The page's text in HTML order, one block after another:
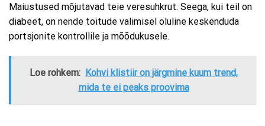
Maiustused mõjutavad teie veresuhkrut. Seega, kui teil on
diabeet, on nende toitude valimisel oluline keskenduda
portsjonite kontrollile ja mõõdukusele.
Loe rohkem: Kohvi klistiir on järgmine kuum trend,
mida te ei peaks proovima